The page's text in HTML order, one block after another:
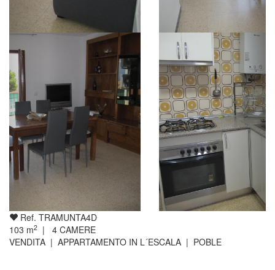
Ref. TRAMUNTA4D
103 m2 | 4 CAMERE
VENDITA | APPARTAMENTO IN L´ESCALA | POBLE